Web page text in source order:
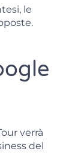
le
verrà
del